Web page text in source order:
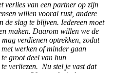
verlies van een partner op zijn
willen vooral rust, andere
de slag te blijven. Iedereen moet
maken. Daarom willen we de
verdienen optrekken, zodat
met werken of minder gaan
groot deel van hun
verliezen. Nu stel je vast dat